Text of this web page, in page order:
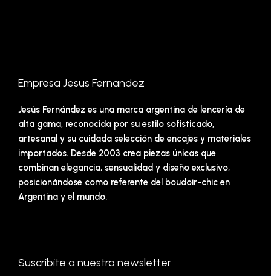
Empresa Jesus Fernandez
Jesús Fernández es una marca argentina de lencería de
alta gama, reconocida por su estilo sofisticado,
artesanal y su cuidada selección de encajes y materiales
importados. Desde 2003 crea piezas únicas que
combinan elegancia, sensualidad y diseño exclusivo,
posicionándose como referente del boudoir-chic en
Argentina y el mundo.
Suscribite a nuestro newsletter